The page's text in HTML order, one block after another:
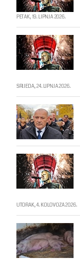
PETAK, 19. LIPNJA 2026.
SRIJEDA, 24. LIPNJA 2026.
UTORAK, 4. KOLOVOZA 2026.